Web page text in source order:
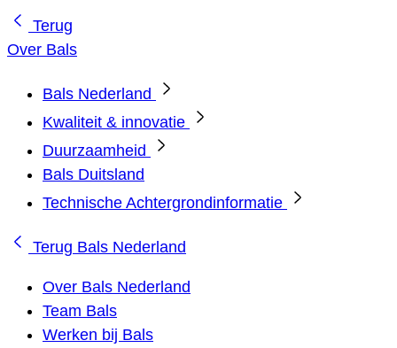
Terug
Over Bals
Bals Nederland
Kwaliteit & innovatie
Duurzaamheid
Bals Duitsland
Technische Achtergrondinformatie
Terug Bals Nederland
Over Bals Nederland
Team Bals
Werken bij Bals